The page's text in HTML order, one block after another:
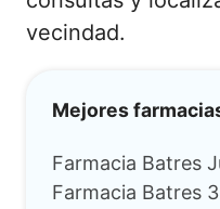
vecindad.
Mejores
Farmacia Batres
Farmacia Batres